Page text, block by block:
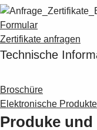
Formular
Zertifikate anfragen
Technische
Broschüre
Elektronische
Produke